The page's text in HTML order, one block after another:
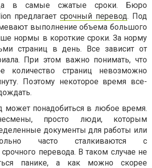
в самые сжатые сроки. Бюро
предлагает срочный перевод. Под
выполнение объема большого
нормы в короткие сроки. За норму
страниц в день. Все зависит от
При этом важно понимать, что
количество страниц невозможно
Поэтому некоторое время все-
может понадобиться в любое время.
просто люди, которым
документы для работы или
часто сталкиваются с
перевода. В таком случае не
панике, а как можно скорее